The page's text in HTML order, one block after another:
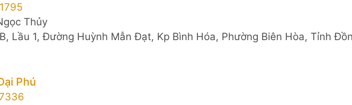
Thủy
Lầu 1, Đường Huỳnh Mẫn Đạt, Kp Bình Hóa, Phường Biên Hòa, Tỉnh
Phú